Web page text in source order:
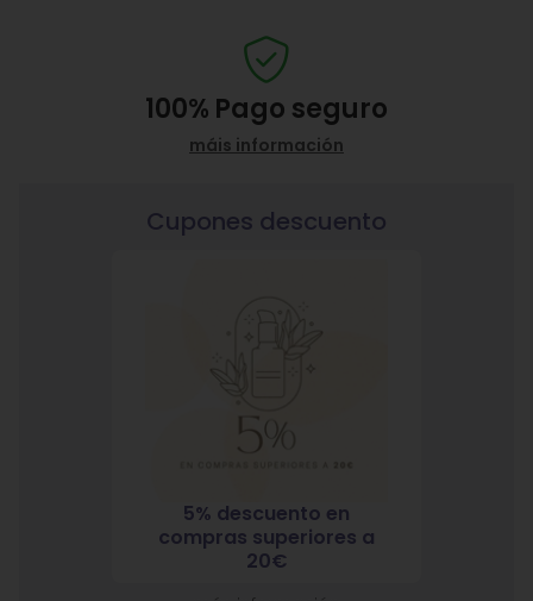
100% Pago seguro
máis información
Cupones descuento
7% descuento en
compras superiores a
120€